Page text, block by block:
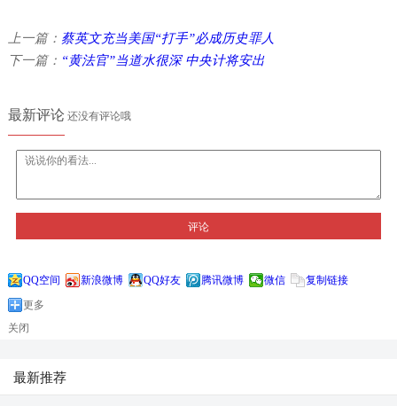
上一篇： 蔡英文充当美国“打手”必成历史罪人
下一篇： “黄法官”当道水很深 中央计将安出
最新评论还没有评论哦
评论
QQ空间 新浪微博 QQ好友 腾讯微博 微信
复制链接
更多
关闭
最新推荐